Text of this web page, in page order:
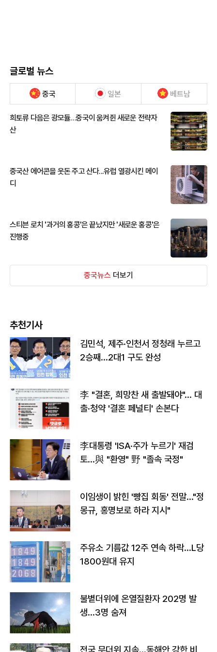
글로벌 뉴스
중국 일본 베트남
희토류 다음은 광모듈…중국이 움켜쥔 새로운 전략자
산
중국산 에어콘을 웃돈 주고 산다...유럽 열광시킨 메이
디
스티븐 로치 '과거의 홍콩'은 끝났지만 '새로운 홍콩'은
진행중
중국뉴스 더보기
추천기사
김민석, 제주·인천서 정청래 누르고
2승째…2대1 구도 완성
李 "결혼, 희망찬 새 출발돼야"… 대
출·청약 '결혼 페널티' 손본다
李대통령 'ISA·주가 누르기' 재검
토…與 "환영" 野 "졸속 국정"
이임생이 밝힌 '빵집 회동' 전말…"정
몽규, 홍명보로 하라 지시"
주유소 기름값 12주 연속 하락…L당
1800원대 유지
불볕더위에 온열질환자 202명 발
생…3명 숨져
전국 무더위 지속…동해안 강한 비